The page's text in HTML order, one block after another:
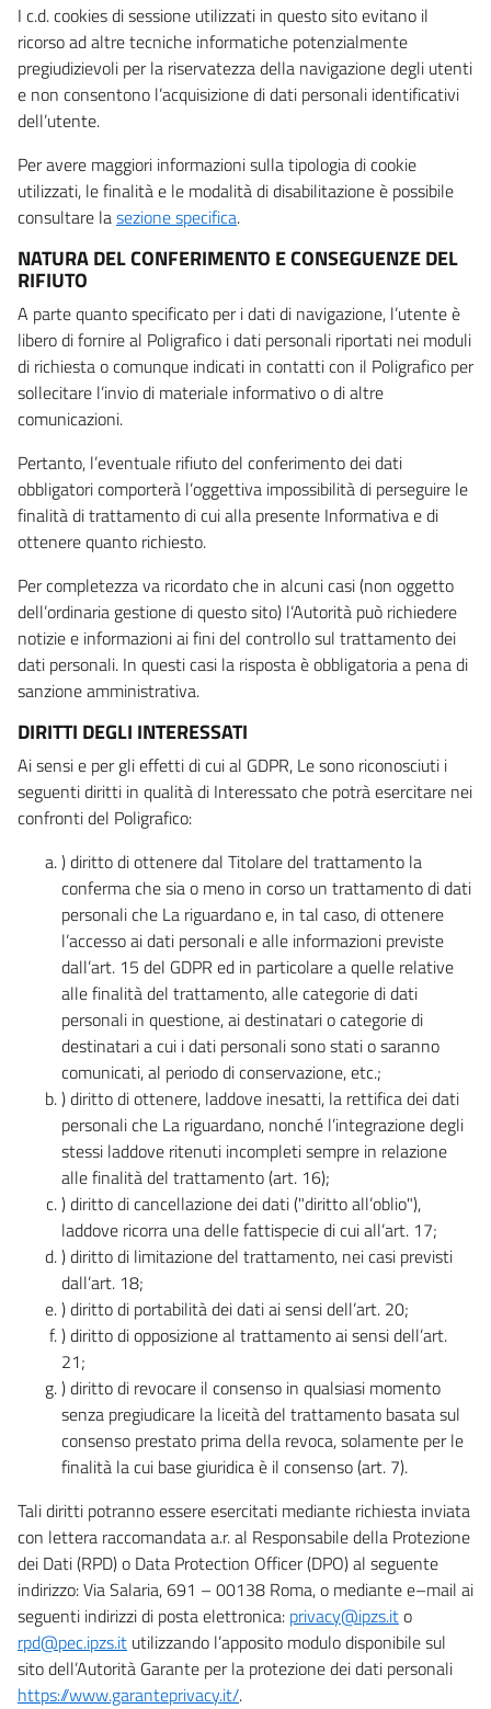
I c.d. cookies di sessione utilizzati in questo sito evitano il
ricorso ad altre tecniche informatiche potenzialmente
pregiudizievoli per la riservatezza della navigazione degli utenti
e non consentono l’acquisizione di dati personali identificativi
dell’utente.
Per avere maggiori informazioni sulla tipologia di cookie
utilizzati, le finalità e le modalità di disabilitazione è possibile
consultare lasezione specifica.
NATURA DEL CONFERIMENTO E CONSEGUENZE DEL
RIFIUTO
A parte quanto specificato per i dati di navigazione, l’utente è
libero di fornire al Poligrafico i dati personali riportati nei moduli
di richiesta o comunque indicati in contatti con il Poligrafico per
sollecitare l’invio di materiale informativo o di altre
comunicazioni.
Pertanto, l’eventuale rifiuto del conferimento dei dati
obbligatori comporterà l’oggettiva impossibilità di perseguire le
finalità di trattamento di cui alla presente Informativa e di
ottenere quanto richiesto.
Per completezza va ricordato che in alcuni casi (non oggetto
dell’ordinaria gestione di questo sito) l’Autorità può richiedere
notizie e informazioni ai fini del controllo sul trattamento dei
dati personali. In questi casi la risposta è obbligatoria a pena di
sanzione amministrativa.
DIRITTI DEGLI INTERESSATI
Ai sensi e per gli effetti di cui al GDPR, Le sono riconosciuti i
seguenti diritti in qualità di Interessato che potrà esercitare nei
confronti del Poligrafico:
) diritto di ottenere dal Titolare del trattamento la
conferma che sia o meno in corso un trattamento di dati
personali che La riguardano e, in tal caso, di ottenere
l’accesso ai dati personali e alle informazioni previste
dall’art. 15 del GDPR ed in particolare a quelle relative
alle finalità del trattamento, alle categorie di dati
personali in questione, ai destinatari o categorie di
destinatari a cui i dati personali sono stati o saranno
comunicati, al periodo di conservazione, etc.;
) diritto di ottenere, laddove inesatti, la rettifica dei dati
personali che La riguardano, nonché l’integrazione degli
stessi laddove ritenuti incompleti sempre in relazione
alle finalità del trattamento (art. 16);
) diritto di cancellazione dei dati ("diritto all’oblio"),
laddove ricorra una delle fattispecie di cui all’art. 17;
) diritto di limitazione del trattamento, nei casi previsti
dall’art. 18;
) diritto di portabilità dei dati ai sensi dell’art. 20;
) diritto di opposizione al trattamento ai sensi dell’art.
21;
) diritto di revocare il consenso in qualsiasi momento
senza pregiudicare la liceità del trattamento basata sul
consenso prestato prima della revoca, solamente per le
finalità la cui base giuridica è il consenso (art. 7).
Tali diritti potranno essere esercitati mediante richiesta inviata
con lettera raccomandata a.r. al Responsabile della Protezione
dei Dati (RPD) o Data Protection Officer (DPO) al seguente
indirizzo: Via Salaria, 691 – 00138 Roma, o mediante e–mail ai
seguenti indirizzi di posta elettronica: privacy@ipzs.ito
rpd@pec.ipzs.it utilizzando l’apposito modulo disponibile sul
sito dell’Autorità Garante per la protezione dei dati personali
https://www.garanteprivacy.it/.